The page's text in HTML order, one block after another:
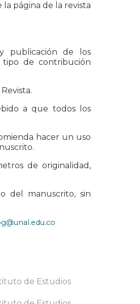
página de la revista
publicación de los
de contribución
a que todos los
hacer un uso
de originalidad,
del manuscrito, sin
de Estudios